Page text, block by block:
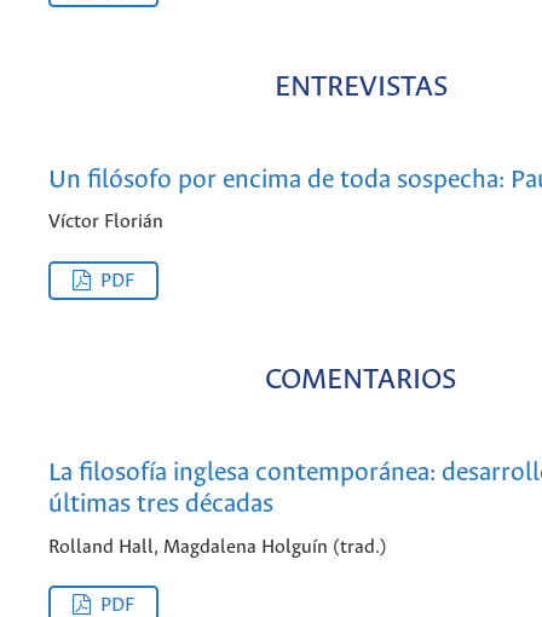
ENTREVISTAS
Un filósofo por encima de toda sospecha:
Víctor Florián
PDF
COMENTARIOS
La filosofía inglesa contemporánea:
últimas tres décadas
Rolland Hall, Magdalena Holguín (trad.)
PDF